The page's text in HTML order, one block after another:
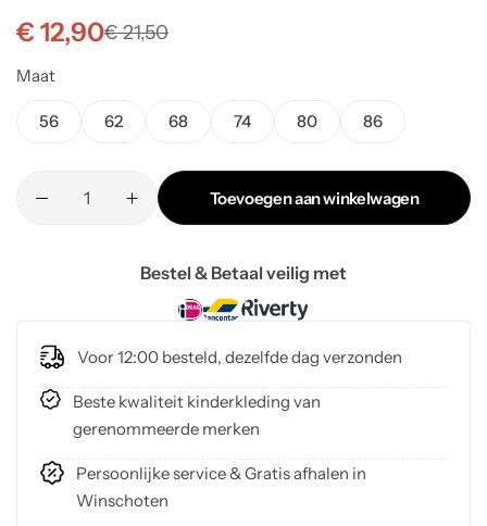
€21,50
€12,90
Maat
56 62 68 74 80 86
Toevoegen aan winkelwagen
Bestel & Betaal veilig met
Voor 12:00 besteld, dezelfde dag verzonden
Beste kwaliteit kinderkleding van
gerenommeerde merken
Persoonlijke service & Gratis afhalen in
Winschoten